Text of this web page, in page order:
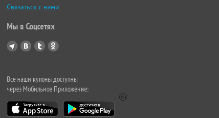
Связаться с нами
Мы в Соцсетях
Все наши купоны доступны
через Мобильное Приложение: